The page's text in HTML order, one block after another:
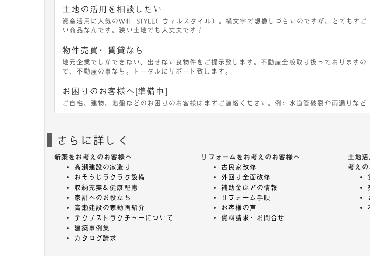
土地の活用を相談したい
資産活用に人気のWill STYLE（ウィルスタイル）。横文字で想像しづらいのですが、とてもすご
い商品なんです。狭い土地でも大丈夫です！
物件売買・賃貸なら
地元企業でしかできない、出せない良物件をご提示致します。不動産全般取り扱っておりますの
で、不動産の事なら。トータルにサポート致します。
お困りのお客様へ[準備中]
ご自宅、建物、地盤などのお困りのお客様はまずご連絡ください。例：水道管破裂や雨漏りなど
さらに詳しく
新築をお考えのお客様へ
高瀬建設の家造り
おそうじラクラク設備
収納充実＆健康配慮
家計へのお役立ち
高瀬建設の家動画紹介
テクノストラクチャーについて
建築事例集
カタログ請求
リフォームをお考えのお客様へ
古民家改修
外回り全面改修
補助金などの情報
リフォーム手順
お客様の声
資料請求・お問合せ
土地
考えの